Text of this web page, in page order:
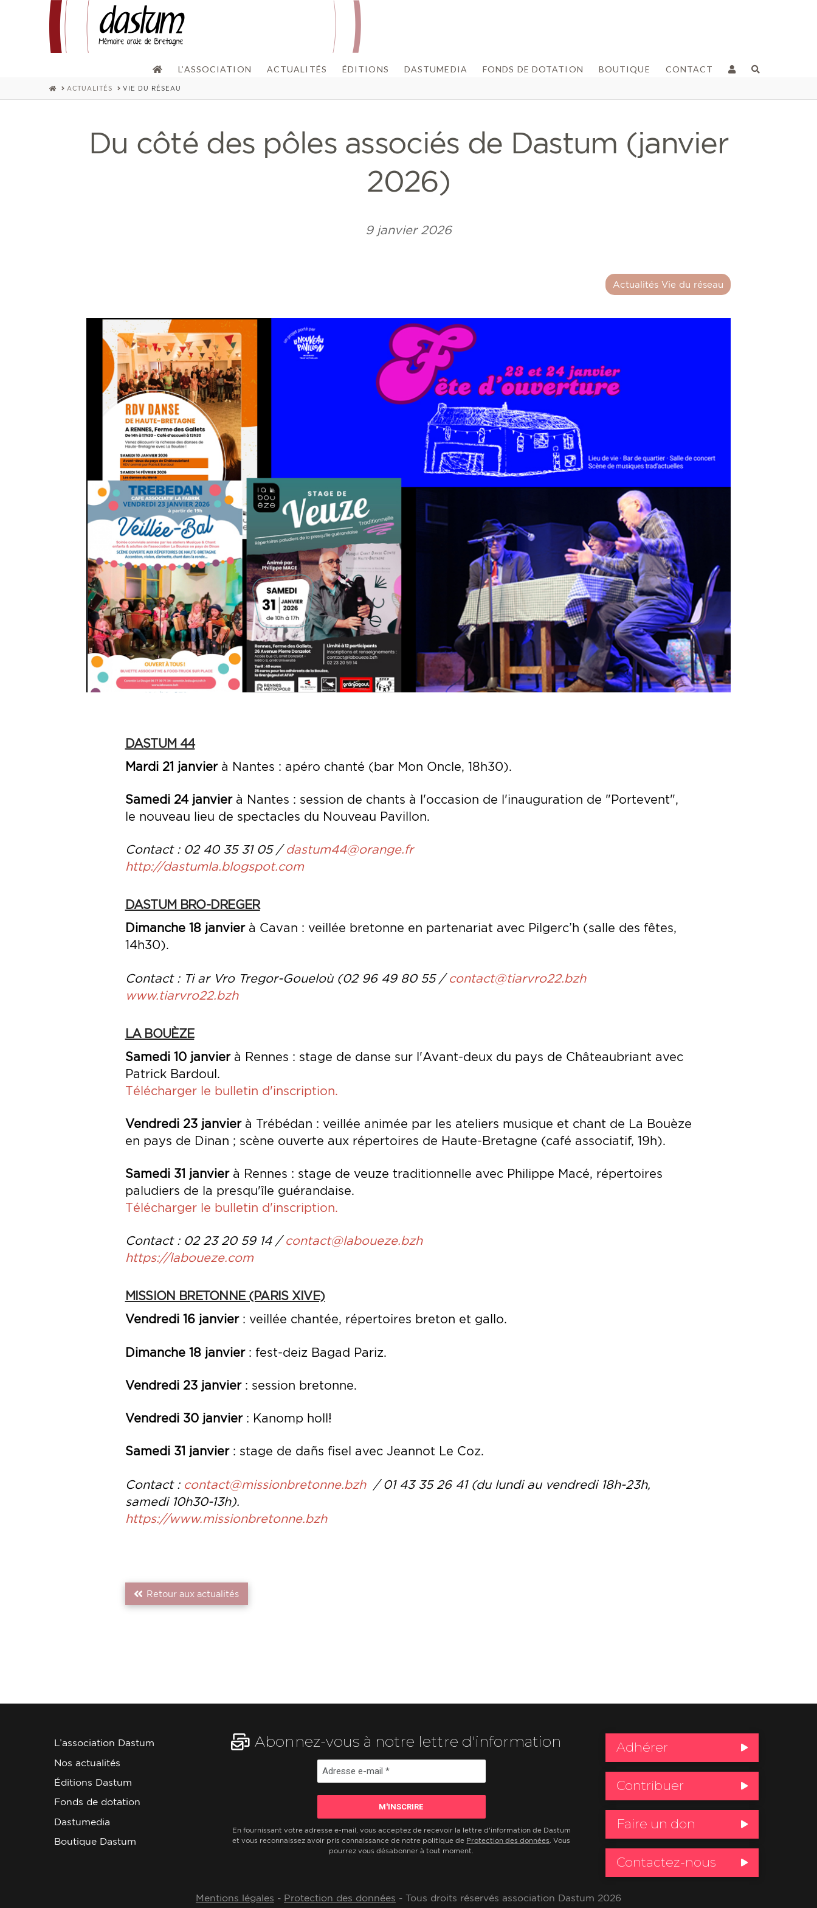
L’ASSOCIATION ACTUALITÉS ÉDITIONS DASTUMEDIA FONDS DE DOTATION BOUTIQUE CONTACT
HOMEACTUALITÉS VIE DU RÉSEAU
Du côté des pôles associés de Dastum (janvier
2026)
9 janvier 2026
Actualités Vie du réseau
DASTUM 44
Mardi 21 janvierà Nantes : apéro chanté (bar Mon Oncle, 18h30).
Samedi 24 janvierà Nantes : session de chants à l'occasion de l'inauguration de "Portevent",
le nouveau lieu de spectacles du Nouveau Pavillon.
Contact : 02 40 35 31 05 /dastum44@orange.fr
http://dastumla.blogspot.com
DASTUM BRO-DREGER
Dimanche 18 janvierà Cavan : veillée bretonne en partenariat avec Pilgerc’h (salle des fêtes,
14h30).
Contact : Ti ar Vro Tregor-Goueloù (02 96 49 80 55 /contact@tiarvro22.bzh
www.tiarvro22.bzh
LA BOUÈZE
Samedi 10 janvierà Rennes : stage de danse sur l'Avant-deux du pays de Châteaubriant avec
Patrick Bardoul.
Télécharger le bulletin d'inscription.
Vendredi 23 janvierà Trébédan : veillée animée par les ateliers musique et chant de La Bouèze
en pays de Dinan ; scène ouverte aux répertoires de Haute-Bretagne (café associatif, 19h).
Samedi 31 janvierà Rennes : stage de veuze traditionnelle avec Philippe Macé, répertoires
paludiers de la presqu'île guérandaise.
Télécharger le bulletin d'inscription.
Contact : 02 23 20 59 14 /contact@laboueze.bzh
https://laboueze.com
MISSION BRETONNE (PARIS XIVE)
Vendredi 16 janvier : veillée chantée, répertoires breton et gallo.
Dimanche 18 janvier: fest-deiz Bagad Pariz.
Vendredi 23 janvier: session bretonne.
Vendredi 30 janvier: Kanomp holl!
Samedi 31 janvier: stage de dañs fisel avec Jeannot Le Coz.
Contact : contact@missionbretonne.bzh/ 01 43 35 26 41 (du lundi au vendredi 18h-23h,
samedi 10h30-13h).
https://www.missionbretonne.bzh
Retour aux actualités
L’association Dastum
Nos actualités
Éditions Dastum
Fonds de dotation
Dastumedia
Boutique Dastum
Abonnez-vous à notre lettre d'information
En fournissant votre adresse e-mail, vous acceptez de recevoir la lettre d'information de Dastum
et vous reconnaissez avoir pris connaissance de notre politique de Protection des données . Vous
pourrez vous désabonner à tout moment.
Adhérer
Contribuer
Faire un don
Contactez-nous
Mentions légales - Protection des données - Tous droits réservés association Dastum 2026